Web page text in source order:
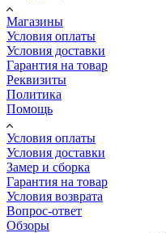
Магазины
Условия оплаты
Условия доставки
Гарантия на товар
Реквизиты
Политика
Помощь
Условия оплаты
Условия доставки
Замер и сборка
Гарантия на товар
Условия возврата
Вопрос-ответ
Обзоры